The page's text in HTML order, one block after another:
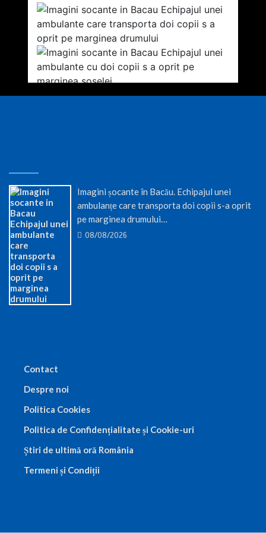
Imagini șocante în Bacău. Echipajul unei
ambulanțe care transporta doi copii s-a oprit
pe marginea drumului…
08/08/2026
Contact
Despre noi
Politica Cookies
Politica de Confidențialitate și Cookie-uri
Știri de ultimă oră România
Termeni și Condiții